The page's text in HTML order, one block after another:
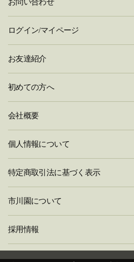
ログイン/マイページ
お友達紹介
初めての方へ
会社概要
個人情報について
特定商取引法に基づく表示
市川園について
採用情報